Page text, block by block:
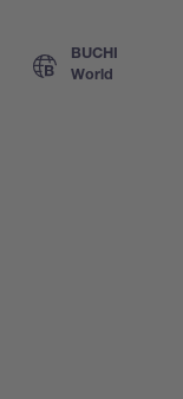
BUCHI
World